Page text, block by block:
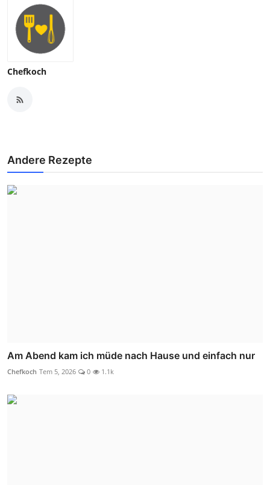
Chefkoch
Andere Rezepte
Am Abend kam ich müde nach Hause und einfach nur
Chefkoch Tem 5, 2026 0 1.1k